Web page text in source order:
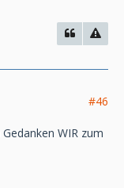
#46
WIR zum